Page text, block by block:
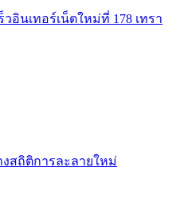
อินเทอร์เน็ตใหม่ที่ 178 เทรา
สถิติการละลายใหม่